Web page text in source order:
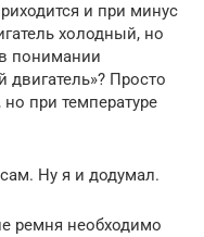
и при минус
холодный, но
в понимании
двигатель»? Просто
при температуре
Ну я и додумал.
ремня необходимо